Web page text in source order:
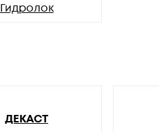
Гидролок
ДЕКАСТ